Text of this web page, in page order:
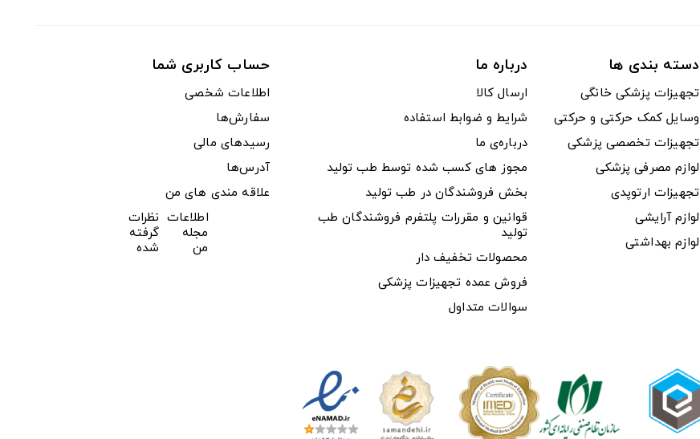
دسته بندی ها
تجهیزات پزشکی خانگی
وسایل کمک حرکتی و حرکتی
تجهیزات تخصصی پزشکی
لوازم مصرفی پزشکی
تجهیزات ارتوپدی
لوازم آرایشی
لوازم بهداشتی
درباره ما
ارسال کالا
شرایط و ضوابط استفاده
درباره‌ی ما
مجوز های کسب شده توسط طب تولید
بخش فروشندگان در طب تولید
قوانین و مقررات پلتفرم فروشندگان طب
تولید
محصولات تخفیف دار
فروش عمده تجهیزات پزشکی
سوالات متداول
حساب کاربری شما
اطلاعات شخصی
سفارش‌ها
رسیدهای مالی
آدرس‌ها
علاقه مندی های من
نظرات
گرفته
شده
اطلاعات
مجله
من